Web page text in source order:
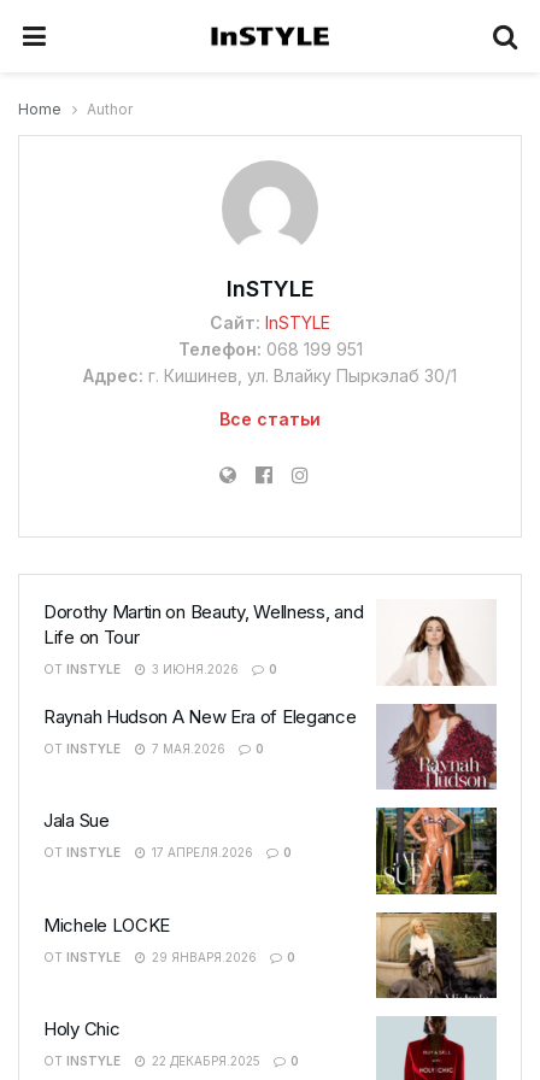
Home Author
InSTYLE
Сайт: InSTYLE
Телефон: 068 199 951
Адрес: г. Кишинев, ул. Влайку Пыркэлаб 30/1
Все статьи
Dorothy Martin on Beauty, Wellness, and
Life on Tour
ОТ INSTYLE 3 ИЮНЯ.2026 0
Raynah Hudson A New Era of Elegance
ОТ INSTYLE 7 МАЯ.2026 0
Jala Sue
ОТ INSTYLE 17 АПРЕЛЯ.2026 0
Michele LOCKE
ОТ INSTYLE 29 ЯНВАРЯ.2026 0
Holy Chic
ОТ INSTYLE 22 ДЕКАБРЯ.2025 0